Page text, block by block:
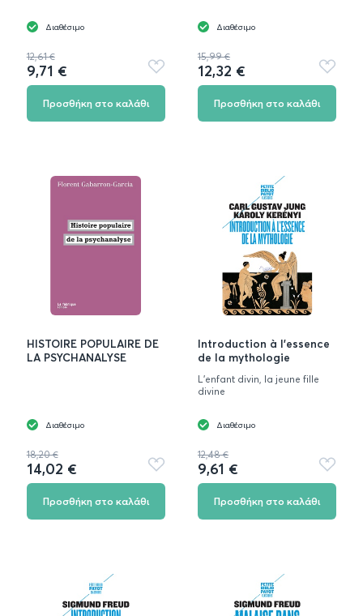
Διαθέσιμο
12,61 €
9,71 €
Προσθήκη
στα
Προσθήκη στο καλάθι
Διαθέσιμο
15,99 €
12,32 €
στα
Προσθήκη στο καλάθι
HISTOIRE POPULAIRE DE
LA PSYCHANALYSE
Διαθέσιμο
18,20 €
14,02 €
Προσθήκη
στα
Προσθήκη στο καλάθι
Introduction à l'essence
de la mythologie
L'enfant divin, la jeune fille
divine
Διαθέσιμο
12,48 €
9,61 €
στα
Προσθήκη στο καλάθι